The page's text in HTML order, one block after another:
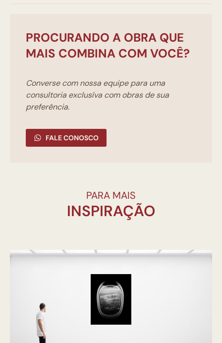
PROCURANDO A OBRA QUE
MAIS COMBINA COM VOCÊ?
Converse com nossa equipe para uma
consultoria exclusíva com obras de sua
preferência.
FALE CONOSCO
PARA MAIS
INSPIRAÇÃO